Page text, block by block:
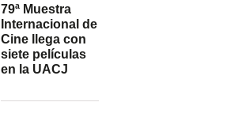
79ª Muestra
Internacional de
Cine llega con
siete películas
en la UACJ